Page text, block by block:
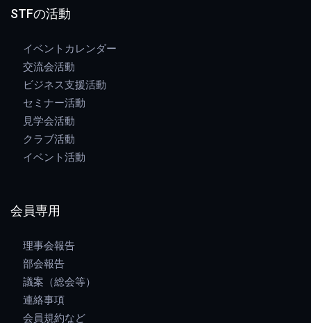
STFの活動
イベントカレンダー
交流会活動
ビジネス支援活動
セミナー活動
見学会活動
クラブ活動
イベント活動
会員専用
理事会報告
部会報告
議案（総会等）
連絡事項
会員規約など